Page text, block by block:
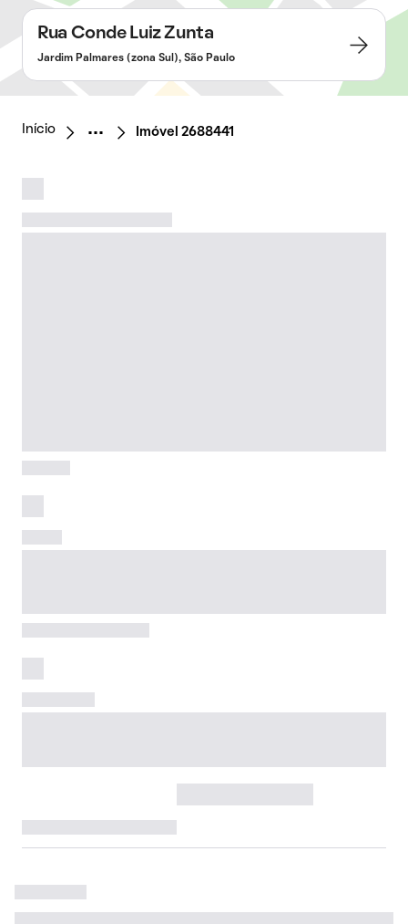
Rua Conde Luiz Zunta
Jardim Palmares (zona Sul), São Paulo
Início Imóvel 2688441